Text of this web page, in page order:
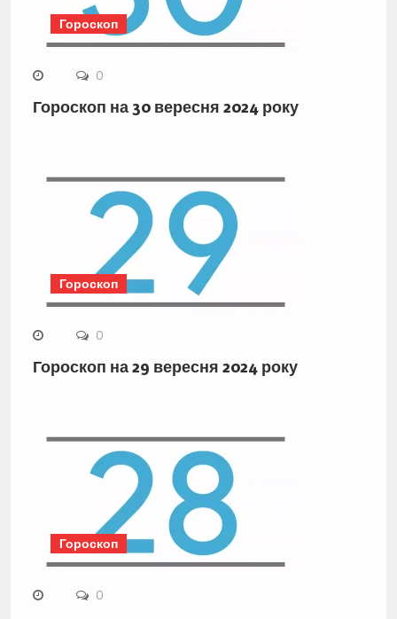
Гороскоп
0
Гороскоп на 30 вересня 2024 року
Гороскоп
0
Гороскоп на 29 вересня 2024 року
Гороскоп
0